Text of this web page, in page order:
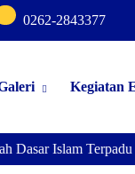
0262-2843377
Kegiatan
Dasar Islam